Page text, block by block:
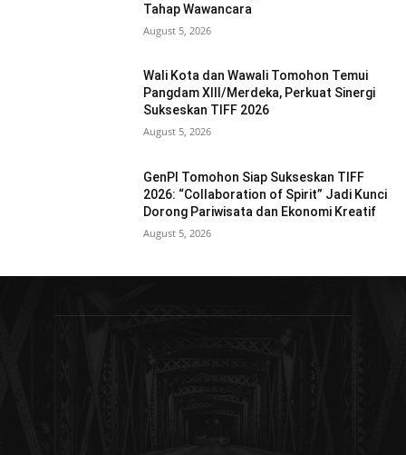
Tahap Wawancara
August 5, 2026
Wali Kota dan Wawali Tomohon Temui
Pangdam XIII/Merdeka, Perkuat Sinergi
Sukseskan TIFF 2026
August 5, 2026
GenPI Tomohon Siap Sukseskan TIFF
2026: “Collaboration of Spirit” Jadi Kunci
Dorong Pariwisata dan Ekonomi Kreatif
August 5, 2026